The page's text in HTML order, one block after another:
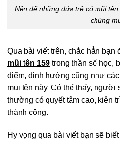
Nên để những đứa trẻ có mũi
chúng
Qua bài viết trên, chắc hẳn bạn
mũi tên 159 trong thần số học,
điểm, định hướng cũng như
mũi tên này. Có thể thấy, người
thường có quyết tâm cao, kiên
thành công.
Hy vọng qua bài viết bạn sẽ